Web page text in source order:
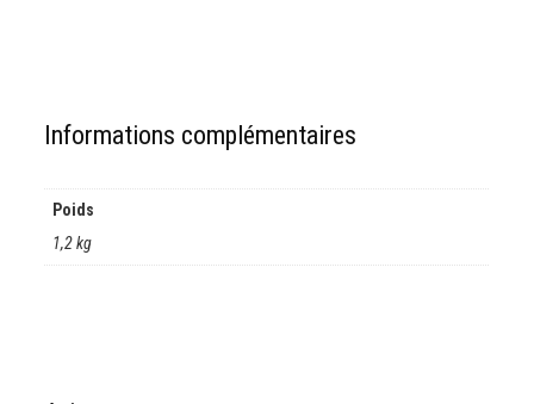
Informations complémentaires
Poids
1,2 kg